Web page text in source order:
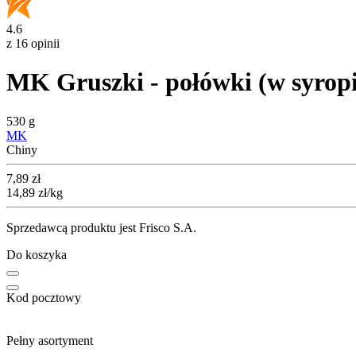
4.6
z 16 opinii
MK Gruszki - połówki (w
530 g
MK
Chiny
Cena
7,89 zł
14,89 zł/kg
Sprzedawcą produktu jest Frisco S.A.
Do koszyka
Kod pocztowy
Pełny asortyment